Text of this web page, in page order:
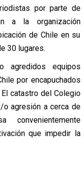
por parte de
a la organización
de Chile en su
30 lugares.
agredidos equipos
por encapuchados
catastro del Colegio
agresión a cerca de
que impedir la